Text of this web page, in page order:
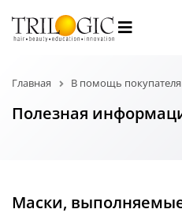
Главная В помощь
Полезная
Маски,